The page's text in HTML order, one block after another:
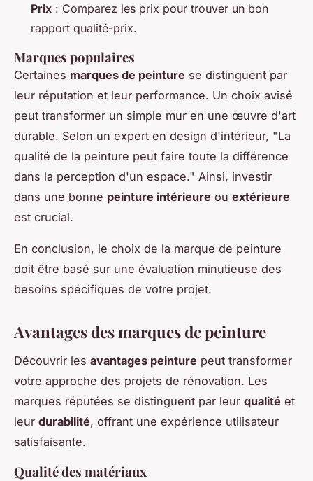
Prix : Comparez les prix pour trouver un bon
rapport qualité-prix.
Marques populaires
Certaines marques de peinture se distinguent par
leur réputation et leur performance. Un choix avisé
peut transformer un simple mur en une œuvre d'art
durable. Selon un expert en design d'intérieur, "La
qualité de la peinture peut faire toute la différence
dans la perception d'un espace." Ainsi, investir
dans une bonne peinture intérieure ou extérieure
est crucial.
En conclusion, le choix de la marque de peinture
doit être basé sur une évaluation minutieuse des
besoins spécifiques de votre projet.
Avantages des marques de peinture
Découvrir les avantages peinture peut transformer
votre approche des projets de rénovation. Les
marques réputées se distinguent par leur qualité et
leur durabilité, offrant une expérience utilisateur
satisfaisante.
Qualité des matériaux